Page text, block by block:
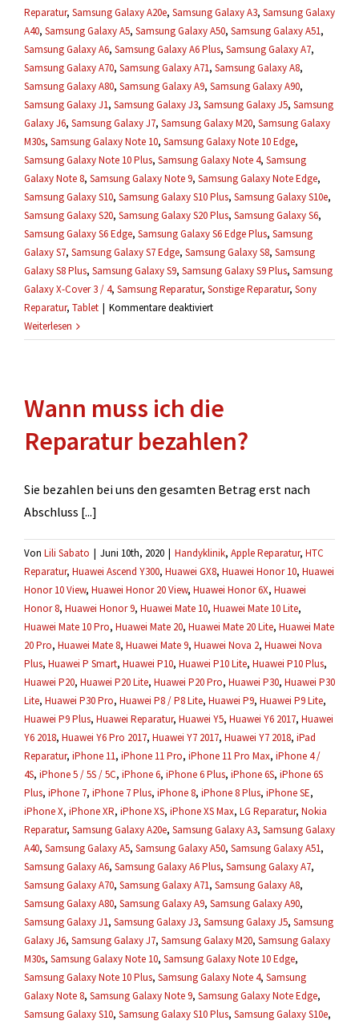
Reparatur, Samsung Galaxy A20e, Samsung Galaxy A3, Samsung Galaxy
A40, Samsung Galaxy A5, Samsung Galaxy A50, Samsung Galaxy A51,
Samsung Galaxy A6, Samsung Galaxy A6 Plus, Samsung Galaxy A7,
Samsung Galaxy A70, Samsung Galaxy A71, Samsung Galaxy A8,
Samsung Galaxy A80, Samsung Galaxy A9, Samsung Galaxy A90,
Samsung Galaxy J1, Samsung Galaxy J3, Samsung Galaxy J5, Samsung
Galaxy J6, Samsung Galaxy J7, Samsung Galaxy M20, Samsung Galaxy
M30s, Samsung Galaxy Note 10, Samsung Galaxy Note 10 Edge,
Samsung Galaxy Note 10 Plus, Samsung Galaxy Note 4, Samsung
Galaxy Note 8, Samsung Galaxy Note 9, Samsung Galaxy Note Edge,
Samsung Galaxy S10, Samsung Galaxy S10 Plus, Samsung Galaxy S10e,
Samsung Galaxy S20, Samsung Galaxy S20 Plus, Samsung Galaxy S6,
Samsung Galaxy S6 Edge, Samsung Galaxy S6 Edge Plus, Samsung
Galaxy S7, Samsung Galaxy S7 Edge, Samsung Galaxy S8, Samsung
Galaxy S8 Plus, Samsung Galaxy S9, Samsung Galaxy S9 Plus, Samsung
Galaxy X-Cover 3 / 4, Samsung Reparatur, Sonstige Reparatur, Sony
Reparatur, Tablet | Kommentare deaktiviertfür
wenn
werden?
Weiterlesen
Wann muss ich die
Reparatur bezahlen?
Sie bezahlen bei uns den gesamten Betrag erst nach
Abschluss [...]
Von Lili Sabato | Juni 10th, 2020 | Handyklinik, Apple Reparatur, HTC
Reparatur, Huawei Ascend Y300, Huawei GX8, Huawei Honor 10, Huawei
Honor 10 View, Huawei Honor 20 View, Huawei Honor 6X, Huawei
Honor 8, Huawei Honor 9, Huawei Mate 10, Huawei Mate 10 Lite,
Huawei Mate 10 Pro, Huawei Mate 20, Huawei Mate 20 Lite, Huawei Mate
20 Pro, Huawei Mate 8, Huawei Mate 9, Huawei Nova 2, Huawei Nova
Plus, Huawei P Smart, Huawei P10, Huawei P10 Lite, Huawei P10 Plus,
Huawei P20, Huawei P20 Lite, Huawei P20 Pro, Huawei P30, Huawei P30
Lite, Huawei P30 Pro, Huawei P8 / P8 Lite, Huawei P9, Huawei P9 Lite,
Huawei P9 Plus, Huawei Reparatur, Huawei Y5, Huawei Y6 2017, Huawei
Y6 2018, Huawei Y6 Pro 2017, Huawei Y7 2017, Huawei Y7 2018, iPad
Reparatur, iPhone 11, iPhone 11 Pro, iPhone 11 Pro Max, iPhone 4 /
4S, iPhone 5 / 5S / 5C, iPhone 6, iPhone 6 Plus, iPhone 6S, iPhone 6S
Plus, iPhone 7, iPhone 7 Plus, iPhone 8, iPhone 8 Plus, iPhone SE,
iPhone X, iPhone XR, iPhone XS, iPhone XS Max, LG Reparatur, Nokia
Reparatur, Samsung Galaxy A20e, Samsung Galaxy A3, Samsung Galaxy
A40, Samsung Galaxy A5, Samsung Galaxy A50, Samsung Galaxy A51,
Samsung Galaxy A6, Samsung Galaxy A6 Plus, Samsung Galaxy A7,
Samsung Galaxy A70, Samsung Galaxy A71, Samsung Galaxy A8,
Samsung Galaxy A80, Samsung Galaxy A9, Samsung Galaxy A90,
Samsung Galaxy J1, Samsung Galaxy J3, Samsung Galaxy J5, Samsung
Galaxy J6, Samsung Galaxy J7, Samsung Galaxy M20, Samsung Galaxy
M30s, Samsung Galaxy Note 10, Samsung Galaxy Note 10 Edge,
Samsung Galaxy Note 10 Plus, Samsung Galaxy Note 4, Samsung
Galaxy Note 8, Samsung Galaxy Note 9, Samsung Galaxy Note Edge,
Samsung Galaxy S10, Samsung Galaxy S10 Plus, Samsung Galaxy S10e,